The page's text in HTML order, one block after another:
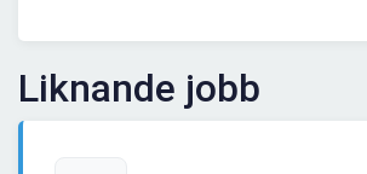
Liknande jobb